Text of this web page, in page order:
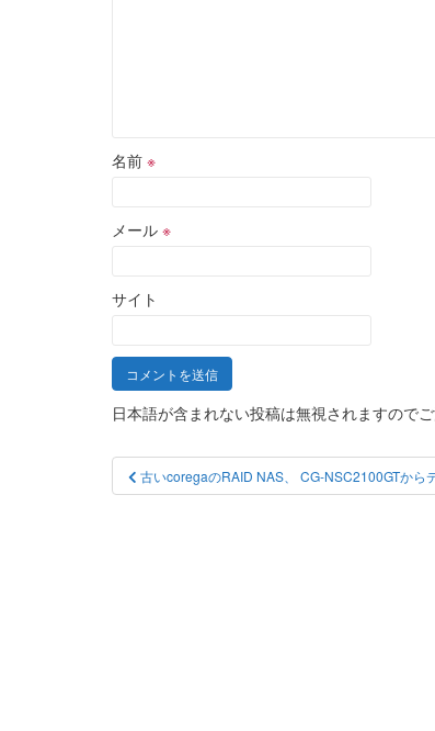
名前 ※
メール ※
サイト
日本語が含まれない投稿は無視されますので
投
稿
古いcoregaのRAID NAS、 CG-NSC2100GTから